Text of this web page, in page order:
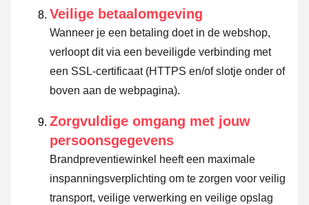
Veilige betaalomgeving
Wanneer je een betaling doet in de webshop,
verloopt dit via een beveiligde verbinding met
een SSL-certificaat (HTTPS en/of slotje onder of
boven aan de webpagina).
Zorgvuldige omgang met jouw
persoonsgegevens
Brandpreventiewinkel heeft een maximale
inspanningsverplichting om te zorgen voor veilig
transport, veilige verwerking en veilige opslag